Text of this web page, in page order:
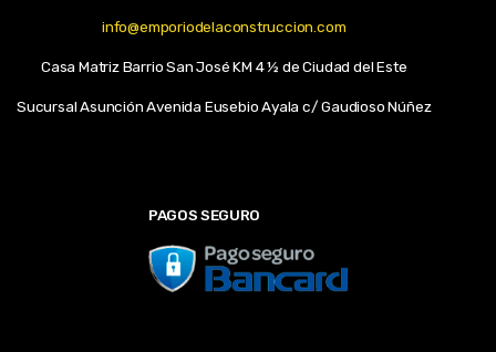
info@emporiodelaconstruccion.com
Casa Matriz Barrio San José KM 4 ½ de Ciudad del Este
Sucursal Asunción Avenida Eusebio Ayala c/ Gaudioso Núñez
PAGOS SEGURO